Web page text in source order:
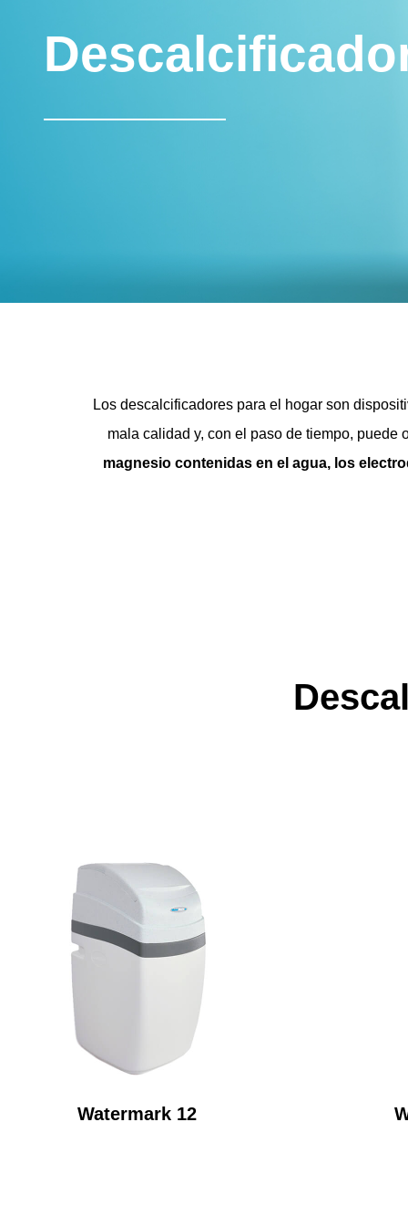
Los descalcificadores para el hogar son
mala calidad y, con el paso de tiempo,
magnesio contenidas en el agua, los
Watermark 12